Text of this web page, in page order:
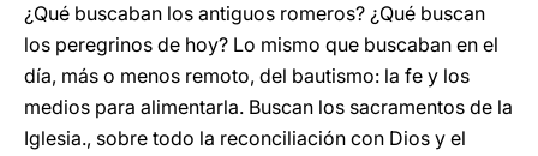
¿Qué buscaban los antiguos romeros? ¿Qué buscan
los peregrinos de hoy? Lo mismo que buscaban en el
día, más o menos remoto, del bautismo: la fe y los
medios para alimentarla. Buscan los sacramentos de la
Iglesia., sobre todo la reconciliación con Dios y el